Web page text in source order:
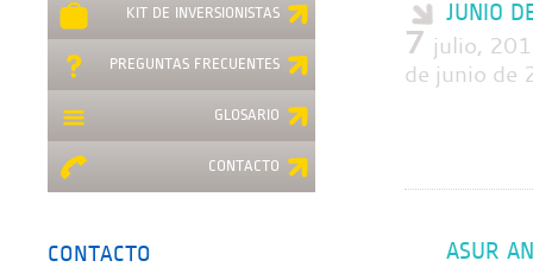
JUNIO
7 julio,
de junio de
ASUR
KIT DE INVERSIONISTAS
PREGUNTAS FRECUENTES
GLOSARIO
CONTACTO
CONTACTO